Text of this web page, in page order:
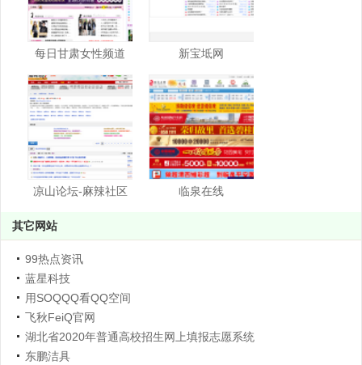
每日甘肃女性频道 新宝坻网
凉山论坛-麻辣社区 临泉在线
其它网站
99热点资讯
蓝星科技
用SOQQQ看QQ空间
飞秋FeiQ官网
湖北省2020年普通高校招生网上填报志愿系统
东鹏洁具